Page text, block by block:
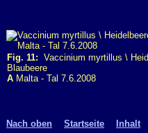
Fig. 11: Vaccinium myrtillus \
Blaubeere
A Malta - Tal 7.6.2008
Nach oben Startseite Inhalt